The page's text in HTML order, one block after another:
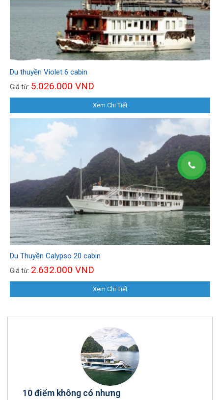
Du thuyền Violet 6 cabin
Giá từ: 5.026.000 VND
Xem Chi Tiết
Du Thuyền Calypso 20 cabin
Giá từ: 2.632.000 VND
Xem Chi Tiết
10 điểm không có nhưng